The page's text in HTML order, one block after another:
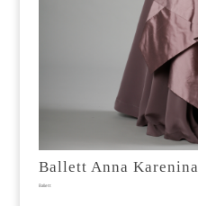
Ballett Anna Karenina
Ballett